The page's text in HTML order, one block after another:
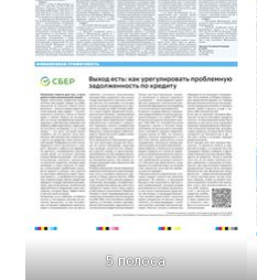
5 полоса